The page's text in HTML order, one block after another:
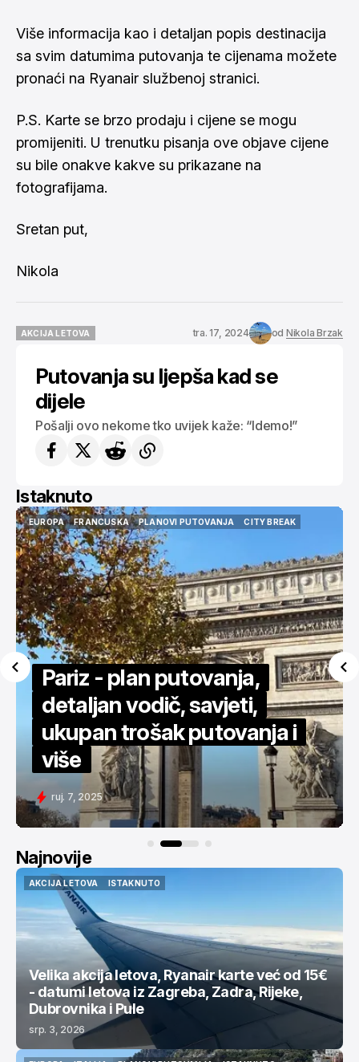
Više informacija kao i detaljan popis destinacija
sa svim datumima putovanja te cijenama možete
pronaći na Ryanair službenoj stranici.
P.S. Karte se brzo prodaju i cijene se mogu
promijeniti. U trenutku pisanja ove objave cijene
su bile onakve kakve su prikazane na
fotografijama.
Sretan put,
Nikola
AKCIJA LETOVA
tra. 17, 2024 od Nikola Brzak
Putovanja su ljepša kad se
dijele
Pošalji ovo nekome tko uvijek kaže: “Idemo!”
Istaknuto
USA
USA
AMERIKA
AMERIKA
NEW YORK
NEW YORK
CITY BREAK
CITY BREAK
VODIČI
ISTAKNUTO
Za 450€ povratno u New
York - detaljan vodič
svi. 11, 2025
Najnovije
AKCIJA LETOVA
AKCIJA LETOVA
ISTAKNUTO
Velika akcija letova, Ryanair karte već od 15€
- datumi letova iz Zagreba, Zadra, Rijeke,
Dubrovnika i Pule
srp. 3, 2026